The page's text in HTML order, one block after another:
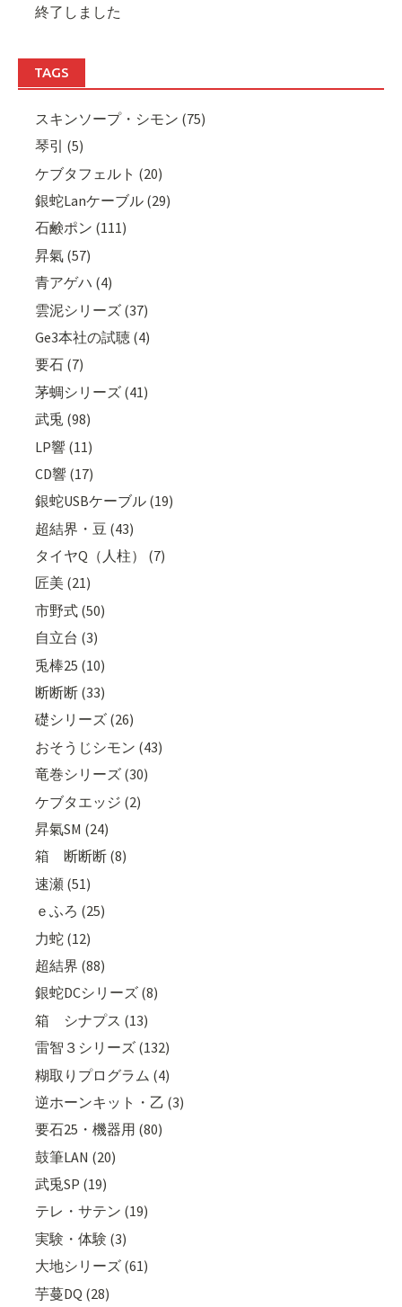
終了しました
TAGS
スキンソープ・シモン (75)
琴引 (5)
ケブタフェルト (20)
銀蛇Lanケーブル (29)
石鹸ポン (111)
昇氣 (57)
青アゲハ (4)
雲泥シリーズ (37)
Ge3本社の試聴 (4)
要石 (7)
茅蜩シリーズ (41)
武兎 (98)
LP響 (11)
CD響 (17)
銀蛇USBケーブル (19)
超結界・豆 (43)
タイヤQ（人柱） (7)
匠美 (21)
市野式 (50)
自立台 (3)
兎棒25 (10)
断断断 (33)
礎シリーズ (26)
おそうじシモン (43)
竜巻シリーズ (30)
ケブタエッジ (2)
昇氣SM (24)
箱 断断断 (8)
速瀬 (51)
ｅふろ (25)
力蛇 (12)
超結界 (88)
銀蛇DCシリーズ (8)
箱 シナプス (13)
雷智３シリーズ (132)
糊取りプログラム (4)
逆ホーンキット・乙 (3)
要石25・機器用 (80)
鼓筆LAN (20)
武兎SP (19)
テレ・サテン (19)
実験・体験 (3)
大地シリーズ (61)
芋蔓DQ (28)